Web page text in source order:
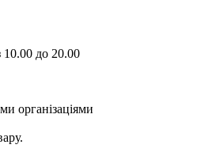
10.00 до 20.00
організаціями